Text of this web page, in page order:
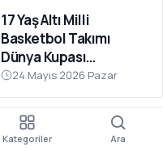
17 Yaş Altı Milli
Basketbol Takımı
Dünya Kupası
Hazırlıklarına
Çanakkale’de Başladı
24 Mayıs 2026 Pazar
Kategoriler Ara